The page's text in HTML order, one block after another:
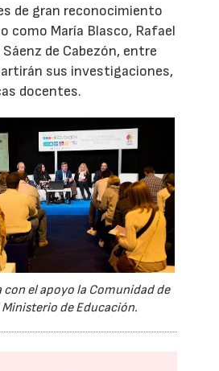
de gran reconocimiento
como María Blasco, Rafael
Sáenz de Cabezón, entre
sus investigaciones,
docentes.
con el apoyo la Comunidad de
de Educación.